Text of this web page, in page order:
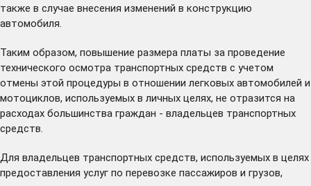
также в случае внесения изменений в конструкцию
автомобиля.
Таким образом, повышение размера платы за проведение
технического осмотра транспортных средств с учетом
отмены этой процедуры в отношении легковых автомобилей и
мотоциклов, используемых в личных целях, не отразится на
расходах большинства граждан - владельцев транспортных
средств.
Для владельцев транспортных средств, используемых в целях
предоставления услуг по перевозке пассажиров и грузов,